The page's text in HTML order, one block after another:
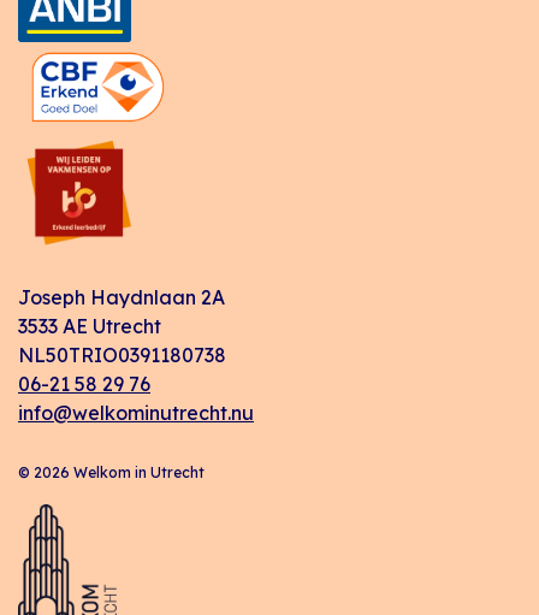
Joseph Haydnlaan 2A
3533 AE Utrecht
NL50TRIO0391180738
06-21 58 29 76
info@welkominutrecht.nu
© 2026 Welkom in Utrecht